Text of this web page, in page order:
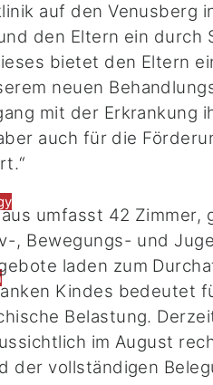
auf den Venusberg
den Eltern ein
bietet den Eltern
neuen
mit der Erkrankung
auch für die
umfasst 42
, Bewegungs- und
laden zum
Kindes bedeutet
Belastung.
im August
der vollständigen